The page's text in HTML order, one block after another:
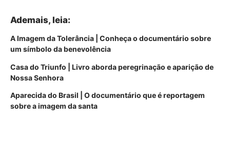
Ademais, leia:
A Imagem da Tolerância | Conheça o documentário sobre
um símbolo da benevolência
Casa do Triunfo | Livro aborda peregrinação e aparição de
Nossa Senhora
Aparecida do Brasil | O documentário que é reportagem
sobre a imagem da santa